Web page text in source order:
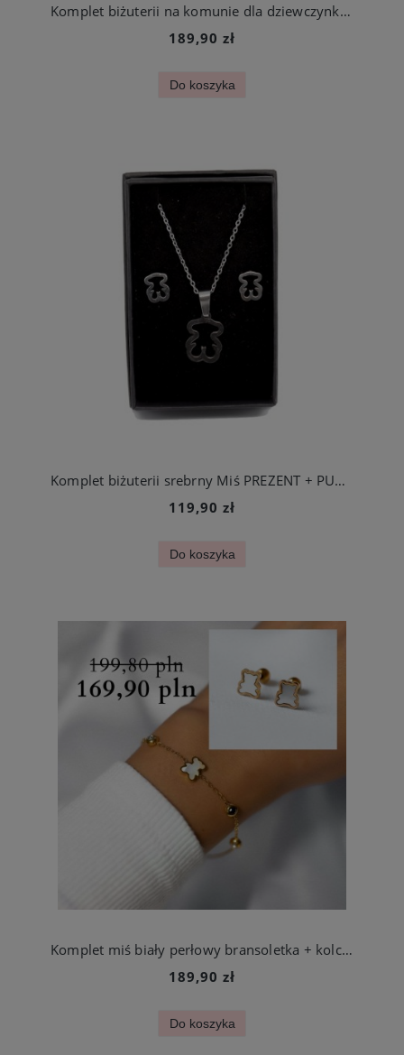
Komplet biżuterii na komunie dla dziewczynki miś biały perłowy
189,90 zł
Do koszyka
Komplet biżuterii srebrny Miś PREZENT + PUDEŁKO
119,90 zł
Do koszyka
Komplet miś biały perłowy bransoletka + kolczyki
189,90 zł
Do koszyka